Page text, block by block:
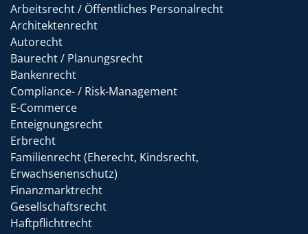
Arbeitsrecht / Öffentliches Personalrecht
Architektenrecht
Autorecht
Baurecht / Planungsrecht
Bankenrecht
Compliance- / Risk-Management
E-Commerce
Enteignungsrecht
Erbrecht
Familienrecht (Eherecht, Kindsrecht,
Erwachsenenschutz)
Finanzmarktrecht
Gesellschaftsrecht
Haftpflichtrecht